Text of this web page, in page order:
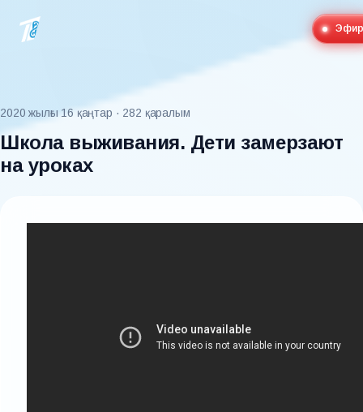
Эфир
2020 жылғы 16 қаңтар · 282 қаралым
Школа выживания. Дети замерзают
на уроках